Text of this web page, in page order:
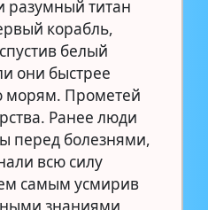
титан
корабль,
белый
они быстрее
морям. Прометей
Ранее люди
перед болезнями,
всю силу
самым усмирив
знаниями